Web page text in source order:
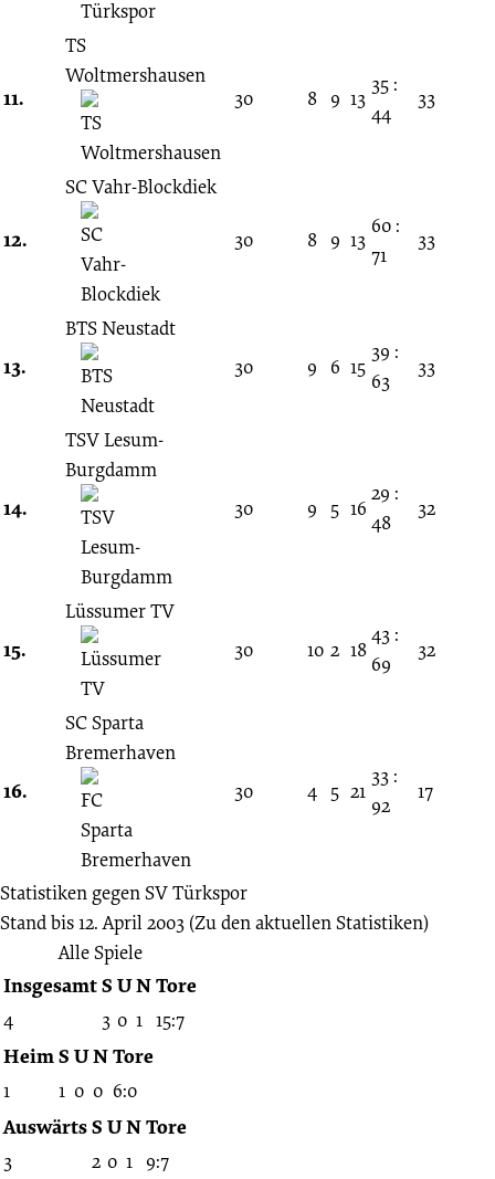
11.
TS
Woltmershausen
30
8 9 13
35 :
44
33
12.
SC Vahr-Blockdiek
30 8 9 13
60 :
71
33
13.
BTS Neustadt
30
9 6 15
39 :
63
33
14.
TSV Lesum-
Burgdamm
30
9 5 16
29 :
48
32
15.
Lüssumer TV
30
10 2 18
43 :
69
32
16.
SC Sparta
Bremerhaven
30
4 5 21
33 :
92
17
Statistiken gegenSV Türkspor
Stand bis 12. April 2003 (Zu den aktuellen Statistiken)
Alle Spiele
InsgesamtS UNTore
4 3 0 1 15:7
HeimS UNTore
1 1 0 0 6:0
AuswärtsS UNTore
3 2 0 1 9:7